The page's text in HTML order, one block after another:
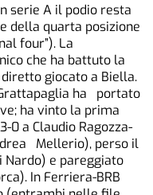
serie A il podio resta
della quarta posizione
four”). La
che ha battuto la
giocato a Biella.
ha portato
ha vinto la prima
0 a Claudio Ragozza-
Mellerio), perso il
Nardo) e pareggiato
In Ferriera-BRB